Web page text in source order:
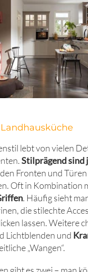
lebt von vielen
Stilprägend sind
Fronten und
Oft in Kombination
. Häufig sieht
die stilechte
lassen. Weitere
Lichtblenden und
„Wangen“.